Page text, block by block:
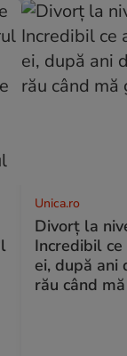
Unica.ro
Divorț la
Incredibil
ei, după ani
rău când